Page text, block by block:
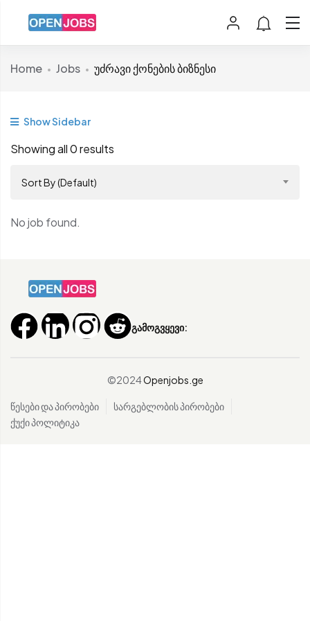
Home Jobs უძრავი ქონების ბიზნესი
Show Sidebar
Showing all 0 results
Sort By (Default)
No job found.
გამოგვყევი:
©2024Openjobs.ge
წესები და პირობები
სარგებლობის პირობები
ქუქი პოლიტიკა